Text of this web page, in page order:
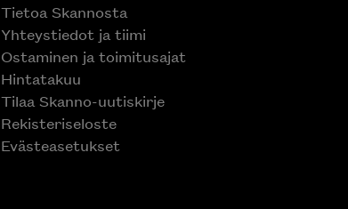
Tietoa Skannosta
Yhteystiedot ja tiimi
Ostaminen ja toimitusajat
Hintatakuu
Tilaa Skanno-uutiskirje
Rekisteriseloste
Evästeasetukset